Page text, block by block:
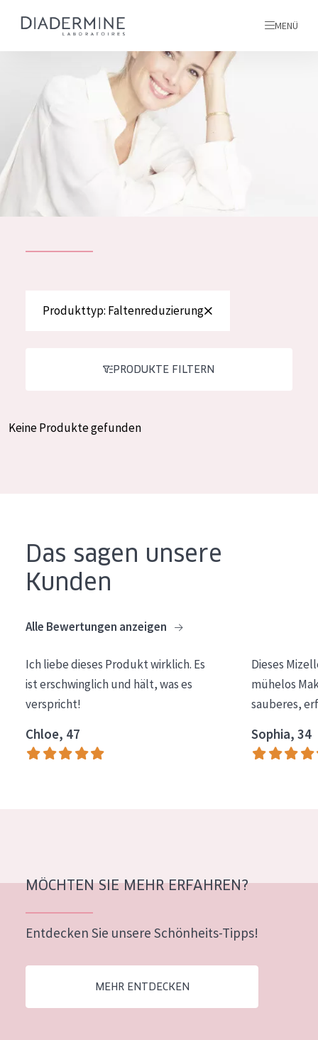
PRODUKTTYP
Serum
Reinigung
PRODUKTLINIE
Lift+
Expert
HAUTTYP
Der Sonne ausgesetzte Haut
ALTER
Alter: 35 to 55
ALLE PRODUKTE
MENÜ
Über uns
Inspiration
French
Produkttyp: Faltenreduzierung
PRODUKTE FILTERN
Keine Produkte gefunden
Das sagen unsere
Kunden
Alle Bewertungen anzeigen
Ich liebe dieses Produkt wirklich. Es
ist erschwinglich und hält, was es
verspricht!
Chloe, 47
Dieses
mühelos
sauberes,
Sophia, 34
MÖCHTEN SIE MEHR ERFAHREN?
Entdecken Sie unsere Schönheits-Tipps!
MEHR ENTDECKEN